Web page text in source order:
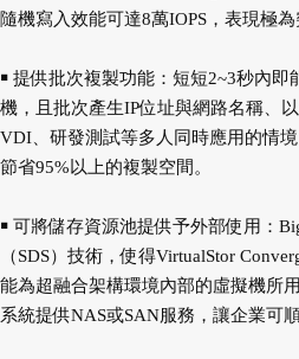
隨機寫入效能可達8萬IOPS，表現極為
￭ 提供批次複製功能：短短2~3秒內即
機，且批次產生IP位址與網路名稱、
VDI、研發測試等多人同時應用的情
節省95%以上的複製空間。
￭ 可將儲存資源池提供予外部使用：
（SDS）技術，使得VirtualStor
能為超融合架構環境內部的虛擬機所
系統提供NAS或SAN服務，讓企業可